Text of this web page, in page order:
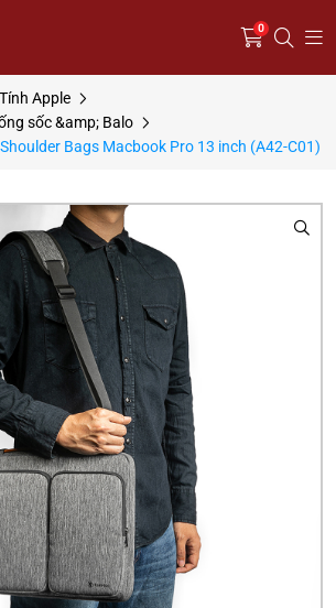
0
Apple
sốc &amp; Balo
Bags Macbook Pro 13 inch (A42-C01)